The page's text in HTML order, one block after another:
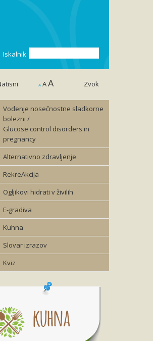
Iskalnik
Zvok
A AA
Vodenje nosečnostne sladkorne
bolezni /
Glucose control disorders in
pregnancy
Alternativno zdravljenje
RekreAkcija
Ogljikovi hidrati v živilih
E-gradiva
Kuhna
Slovar izrazov
Kviz